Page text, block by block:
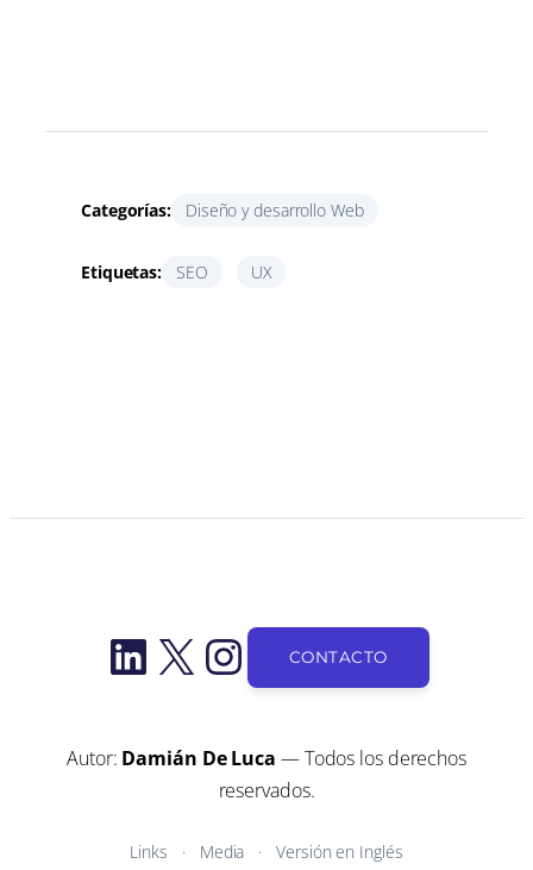
Categorías: Diseño y desarrollo Web
Etiquetas: SEO UX
LinkedIn
X Instagram
CONTACTO
Autor: Damián De Luca — Todos los derechos
reservados.
Links Media Versión en Inglés